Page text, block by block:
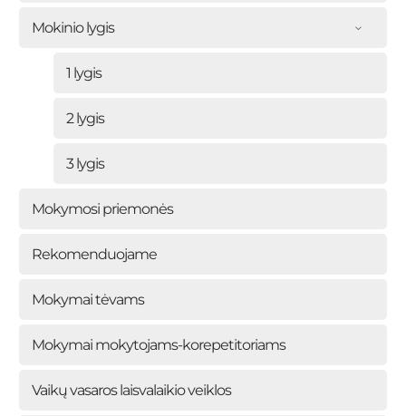
Mokinio lygis
1 lygis
2 lygis
3 lygis
Mokymosi priemonės
Rekomenduojame
Mokymai tėvams
Mokymai mokytojams-korepetitoriams
Vaikų vasaros laisvalaikio veiklos